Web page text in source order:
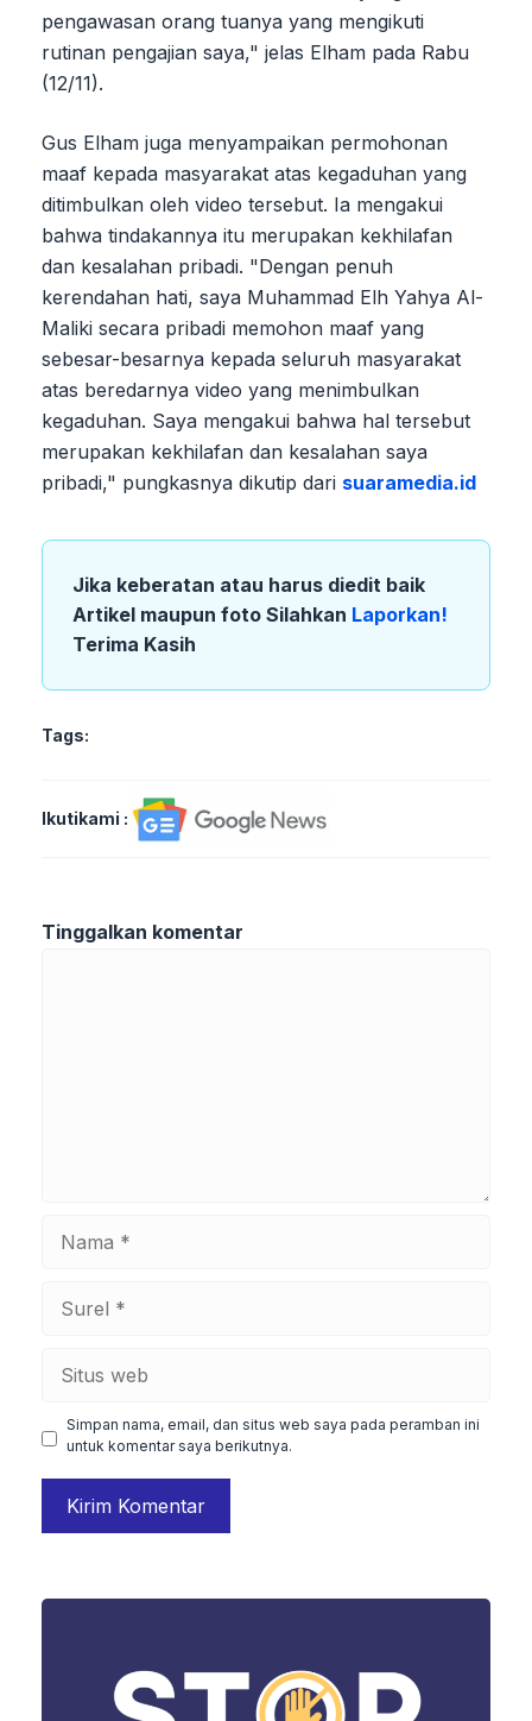
pengawasan orang tuanya yang mengikuti
rutinan pengajian saya," jelas Elham pada Rabu
(12/11).
Gus Elham juga menyampaikan permohonan
maaf kepada masyarakat atas kegaduhan yang
ditimbulkan oleh video tersebut. Ia mengakui
bahwa tindakannya itu merupakan kekhilafan
dan kesalahan pribadi. "Dengan penuh
kerendahan hati, saya Muhammad Elh Yahya Al-
Maliki secara pribadi memohon maaf yang
sebesar-besarnya kepada seluruh masyarakat
atas beredarnya video yang menimbulkan
kegaduhan. Saya mengakui bahwa hal tersebut
merupakan kekhilafan dan kesalahan saya
pribadi," pungkasnya dikutip dari suaramedia.id
Jika keberatan atau harus diedit baik
Artikel maupun foto Silahkan Laporkan!
Terima Kasih
Tags:
Ikutikami :
Tinggalkan komentar
Simpan nama, email, dan situs web saya pada peramban ini
untuk komentar saya berikutnya.